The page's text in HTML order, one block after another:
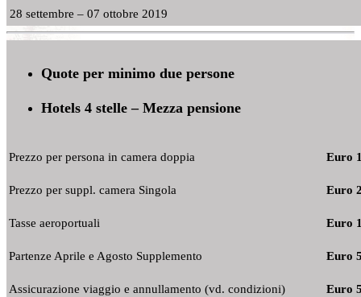
28 settembre – 07 ottobre 2019
Quote per minimo due persone
Hotels 4 stelle – Mezza pensione
Prezzo per persona in camera doppia Euro
Prezzo per suppl. camera Singola Euro
Tasse aeroportuali Euro
Partenze Aprile e Agosto Supplemento Euro
Assicurazione viaggio e annullamento (vd. condizioni) Euro